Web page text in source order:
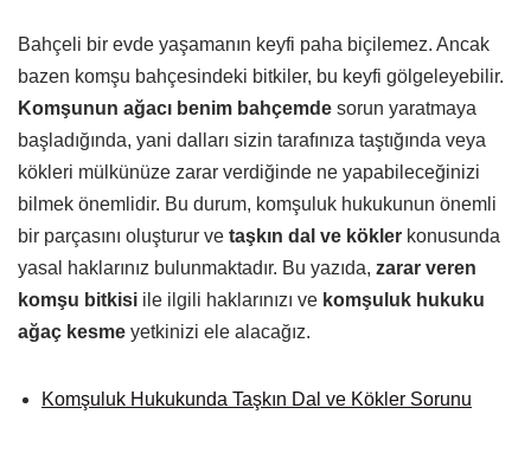
Bahçeli bir evde yaşamanın keyfi paha biçilemez. Ancak
bazen komşu bahçesindeki bitkiler, bu keyfi gölgeleyebilir.
Komşunun ağacı benim bahçemde sorun yaratmaya
başladığında, yani dalları sizin tarafınıza taştığında veya
kökleri mülkünüze zarar verdiğinde ne yapabileceğinizi
bilmek önemlidir. Bu durum, komşuluk hukukunun önemli
bir parçasını oluşturur ve taşkın dal ve kökler konusunda
yasal haklarınız bulunmaktadır. Bu yazıda, zarar veren
komşu bitkisi ile ilgili haklarınızı ve komşuluk hukuku
ağaç kesme yetkinizi ele alacağız.
Komşuluk Hukukunda Taşkın Dal ve Kökler Sorunu